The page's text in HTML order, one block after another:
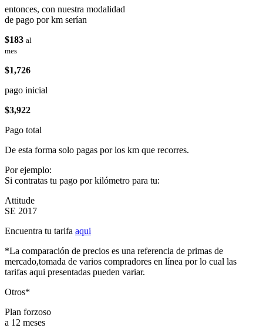
entonces, con nuestra modalidad
de pago por km serían
$183 al
mes
$1,726
pago inicial
$3,922
Pago total
De esta forma solo pagas por los km que recorres.
Por ejemplo:
Si contratas tu pago por kilómetro para tu:
Attitude
SE 2017
Encuentra tu tarifa aqui
*La comparación de precios es una referencia de primas de
mercado,tomada de varios compradores en línea por lo cual las
tarifas aqui presentadas pueden variar.
Otros*
Plan forzoso
a 12 meses